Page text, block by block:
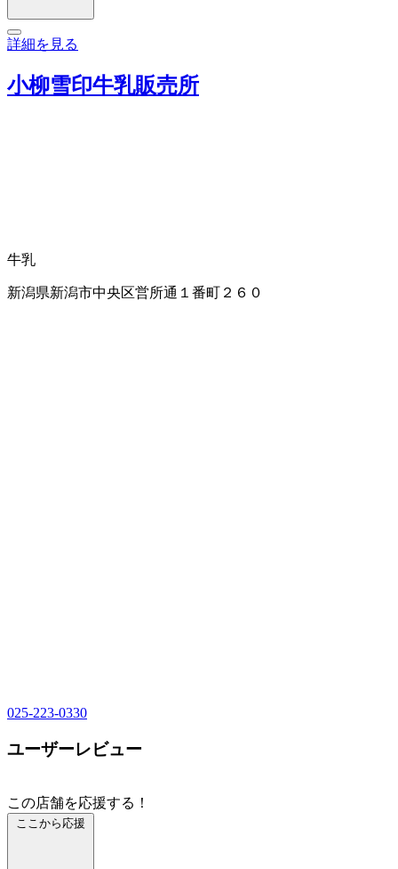
詳細を見る
小柳雪印牛乳販売所
牛乳
新潟県新潟市中央区営所通１番町２６０
025-223-0330
ユーザーレビュー
この店舗を応援する！
ここから応援